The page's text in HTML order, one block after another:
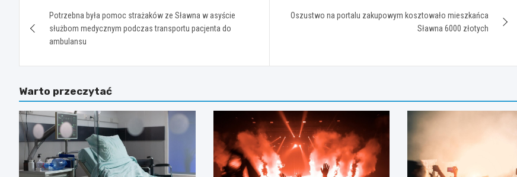
wpisuPotrzebna była pomoc strażaków ze Sławna w asyście
służbom medycznym podczas transportu pacjenta do
ambulansu
Oszustwo na portalu zakupowym kosztowało mieszkańca
Sławna 6000 złotych
Warto przeczytać